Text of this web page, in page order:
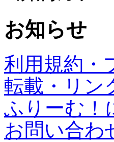
お知らせ
利用規約・
転載・リン
ふりーむ！
お問い合わ